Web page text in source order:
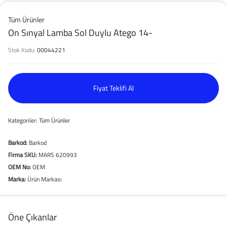
Tüm Ürünler
On Sınyal Lamba Sol Duylu Atego 14-
Stok Kodu: 00044221
Fiyat Teklifi Al
Kategoriler: Tüm Ürünler
Barkod: Barkod
Firma SKU: MARS 620993
OEM No:OEM
Marka: Ürün Markası
Öne Çıkanlar